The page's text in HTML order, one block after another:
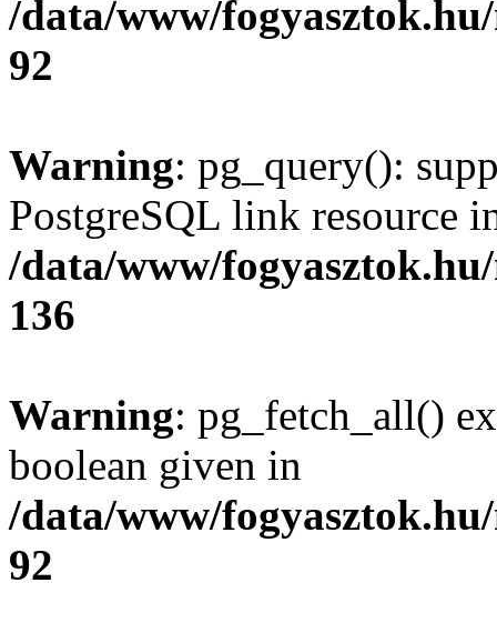
/data/www/
92
Warning: pg_query():
PostgreSQL link resource
/data/www/
136
Warning: pg_fetch_all()
boolean given in
/data/www/
92